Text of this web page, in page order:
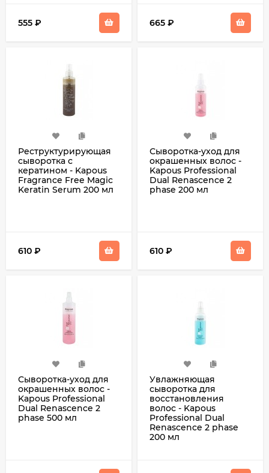
555 ₽ 665 ₽
Реструктурирующая
сыворотка с
кератином - Kapous
Fragrance Free Magic
Keratin Serum 200 мл
610 ₽
Сыворотка-уход для
окрашенных волос -
Kapous Professional
Dual Renascence 2
phase 200 мл
610 ₽
Сыворотка-уход для
окрашенных волос -
Kapous Professional
Dual Renascence 2
phase 500 мл
Увлажняющая
сыворотка для
восстановления
волос - Kapous
Professional Dual
Renascence 2 phase
200 мл